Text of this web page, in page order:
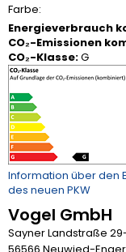
Farbe:
Energieverbrauch
CO₂-Emissionen
CO₂-Klasse:G
Information über den
des neuen PKW
Vogel GmbH
Sayner Landstraße
56566 Neuwied-